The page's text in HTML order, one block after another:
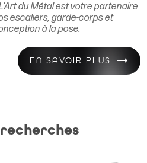
du Métal est votre partenaire
escaliers, garde-corps et
à la pose.
EN SAVOIR PLUS